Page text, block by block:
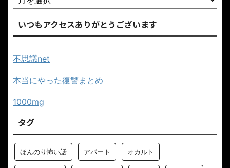
いつもアクセスありがとうございます
不思議net
本当にやった復讐まとめ
1000mg
タグ
ほんのり怖い話 アパート オカルト